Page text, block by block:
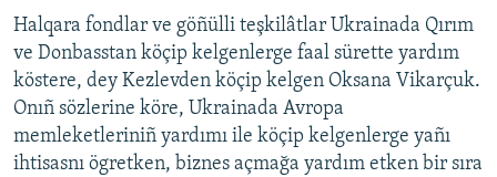
QOŞULIÑIZ!
RFE/RS bütün saytları
Halqara fondlar ve göñülli teşkilâtlar Ukrainada Qırım
ve Donbasstan köçip kelgenlerge faal sürette yardım
köstere, dey Kezlevden köçip kelgen Oksana Vikarçuk.
Onıñ sözlerine köre, Ukrainada Avropa
memleketleriniñ yardımı ile köçip kelgenlerge yañı
ihtisasnı ögretken, biznes açmağa yardım etken bir sıra